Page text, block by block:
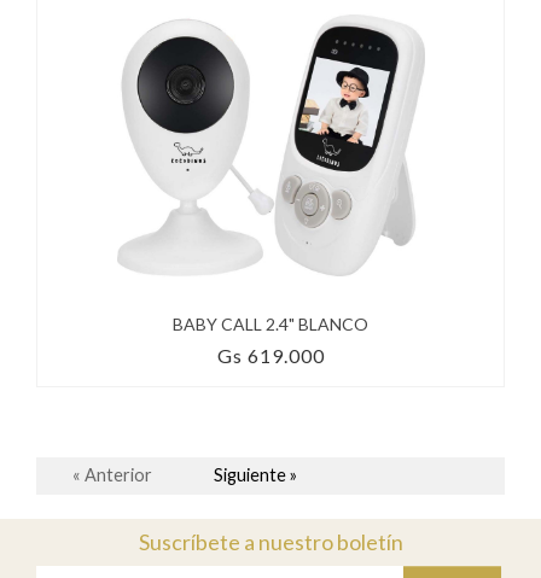
BABY CALL 2.4" BLANCO
Gs 619.000
« Anterior Siguiente »
Suscríbete a nuestro boletín